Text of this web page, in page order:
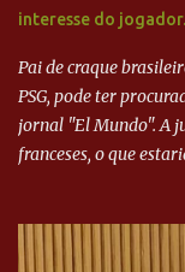
interesse do
Pai de craque
PSG, pode ter
jornal "El Mundo". A
franceses, o que
Neymar Pai nega